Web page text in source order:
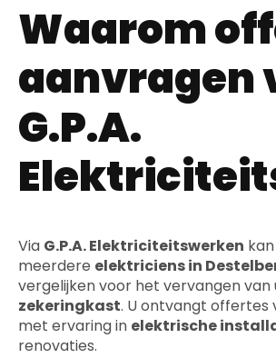
Waarom
aanvragen
G.P.A.
Via G.P.A. Elektriciteitswerken
meerdere elektriciens in
vergelijken voor het vervangen van
zekeringkast. U ontvangt offertes
met ervaring in elektrische
renovaties.